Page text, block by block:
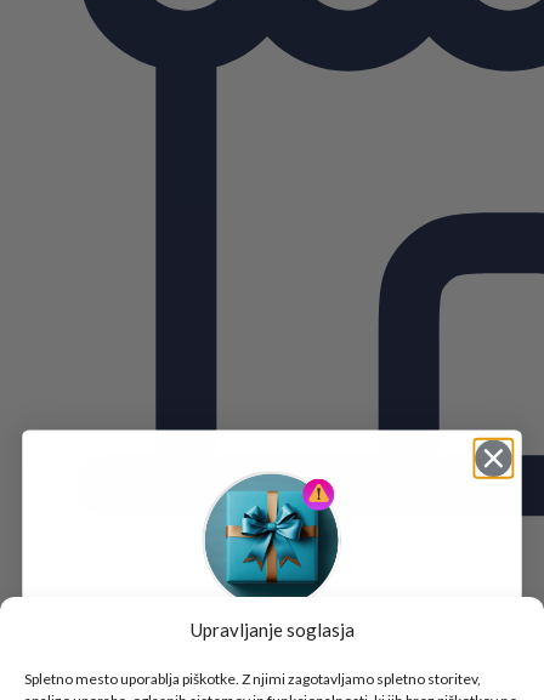
Upravljanje soglasja
Spletno mesto uporablja piškotke. Z njimi zagotavljamo spletno storitev,
Tukaj je!
🎁 DARILO